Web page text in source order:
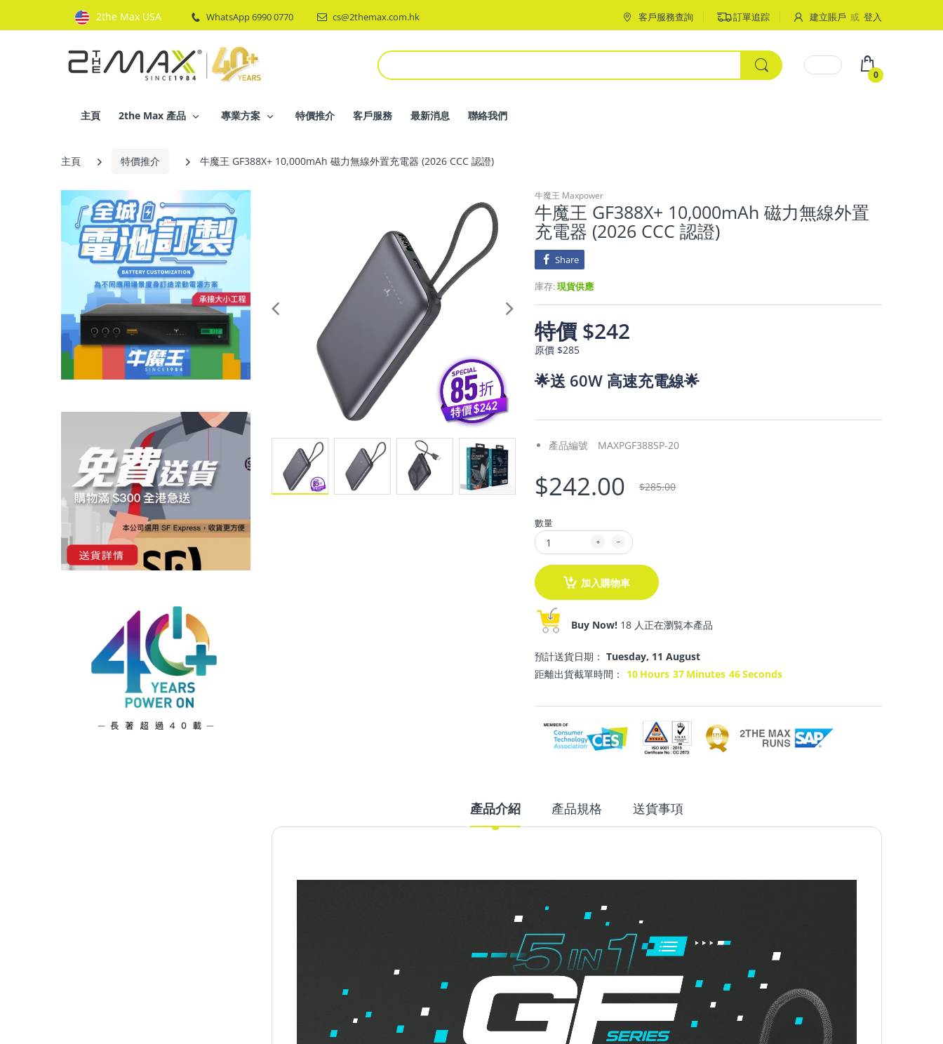
2the Max USA WhatsApp 6990 0770 cs@2themax.com.hk 客戶服務查詢 訂單追踪 建立賬戶 或 登入
0
主頁 2the Max 產品 專業方案 特價推介 客戶服務 最新消息 聯絡我們
主頁 特價推介 牛魔王 GF388X+ 10,000mAh 磁力無線外置充電器 (2026 CCC 認證)
牛魔王 Maxpower
牛魔王 GF388X+ 10,000mAh 磁力無線外置
充電器 (2026 CCC 認證)
Share
庫存:現貨供應
特價 $242
原價 $285
🌟送 60W 高速充電線🌟
產品編號 MAXPGF388SP-20
$242.00 $285.00
數量
加入購物車
Buy Now! 18 人正在瀏覧本產品
預計送貨日期： Tuesday, 11 August
距離出貨截單時間：
10 Hours 37 Minutes 45Seconds
產品介紹 產品規格 送貨事項